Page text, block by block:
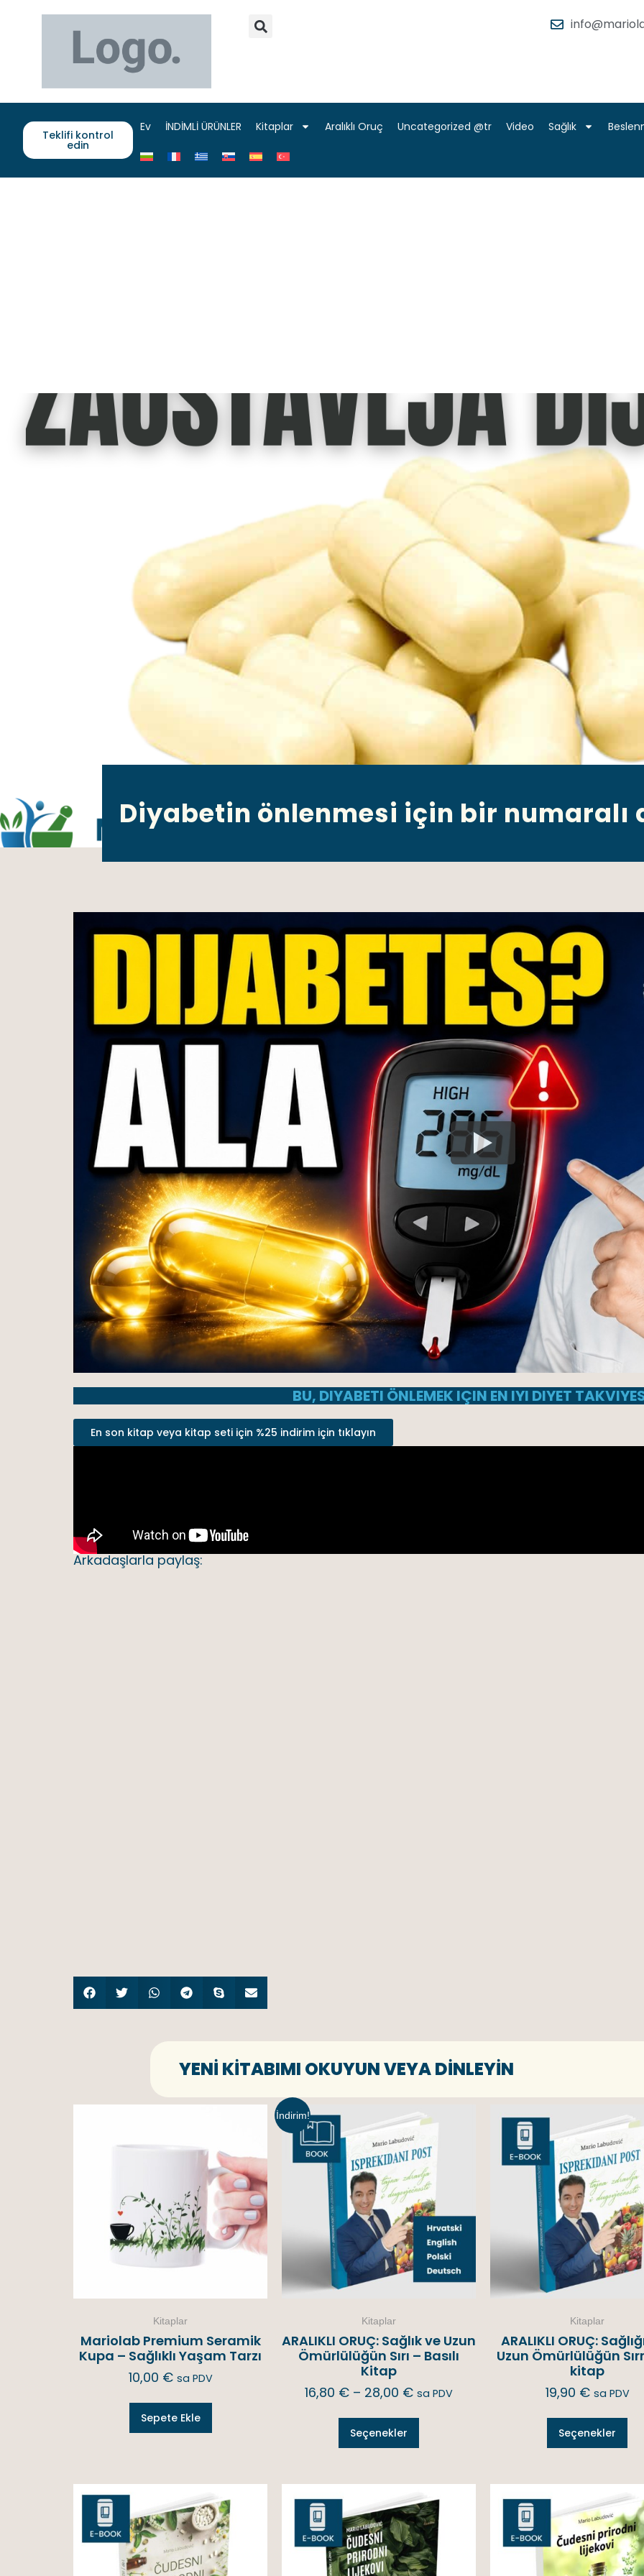
Teklifi kontrol
edin
Ev İNDİMLİ ÜRÜNLER Kitaplar Aralıklı Oruç Uncategorized @tr Video Sağlık
Diyabetin önlenmesi için bir
BU, DIYABETI ÖNLEMEK IÇIN EN IYI DIYET
En son kitap veya kitap seti için %25 indirim için tıklayın
Arkadaşlarla paylaş:
YENI KITABIMI OKUYUN VEYA DINLEYIN
Kitaplar
Mariolab Premium Seramik
Kupa – Sağlıklı Yaşam Tarzı
10,00 € sa PDV
Sepete Ekle
İndirim!
Kitaplar
ARALIKLI ORUÇ: Sağlık ve Uzun
Ömürlülüğün Sırı – Basılı
Kitap
16,80 € – 28,00 € sa PDV
Seçenekler
Kitaplar
ARALIKLI ORUÇ:
Uzun Ömürlülüğün
kitap
19,90 € sa PDV
Seçenekler